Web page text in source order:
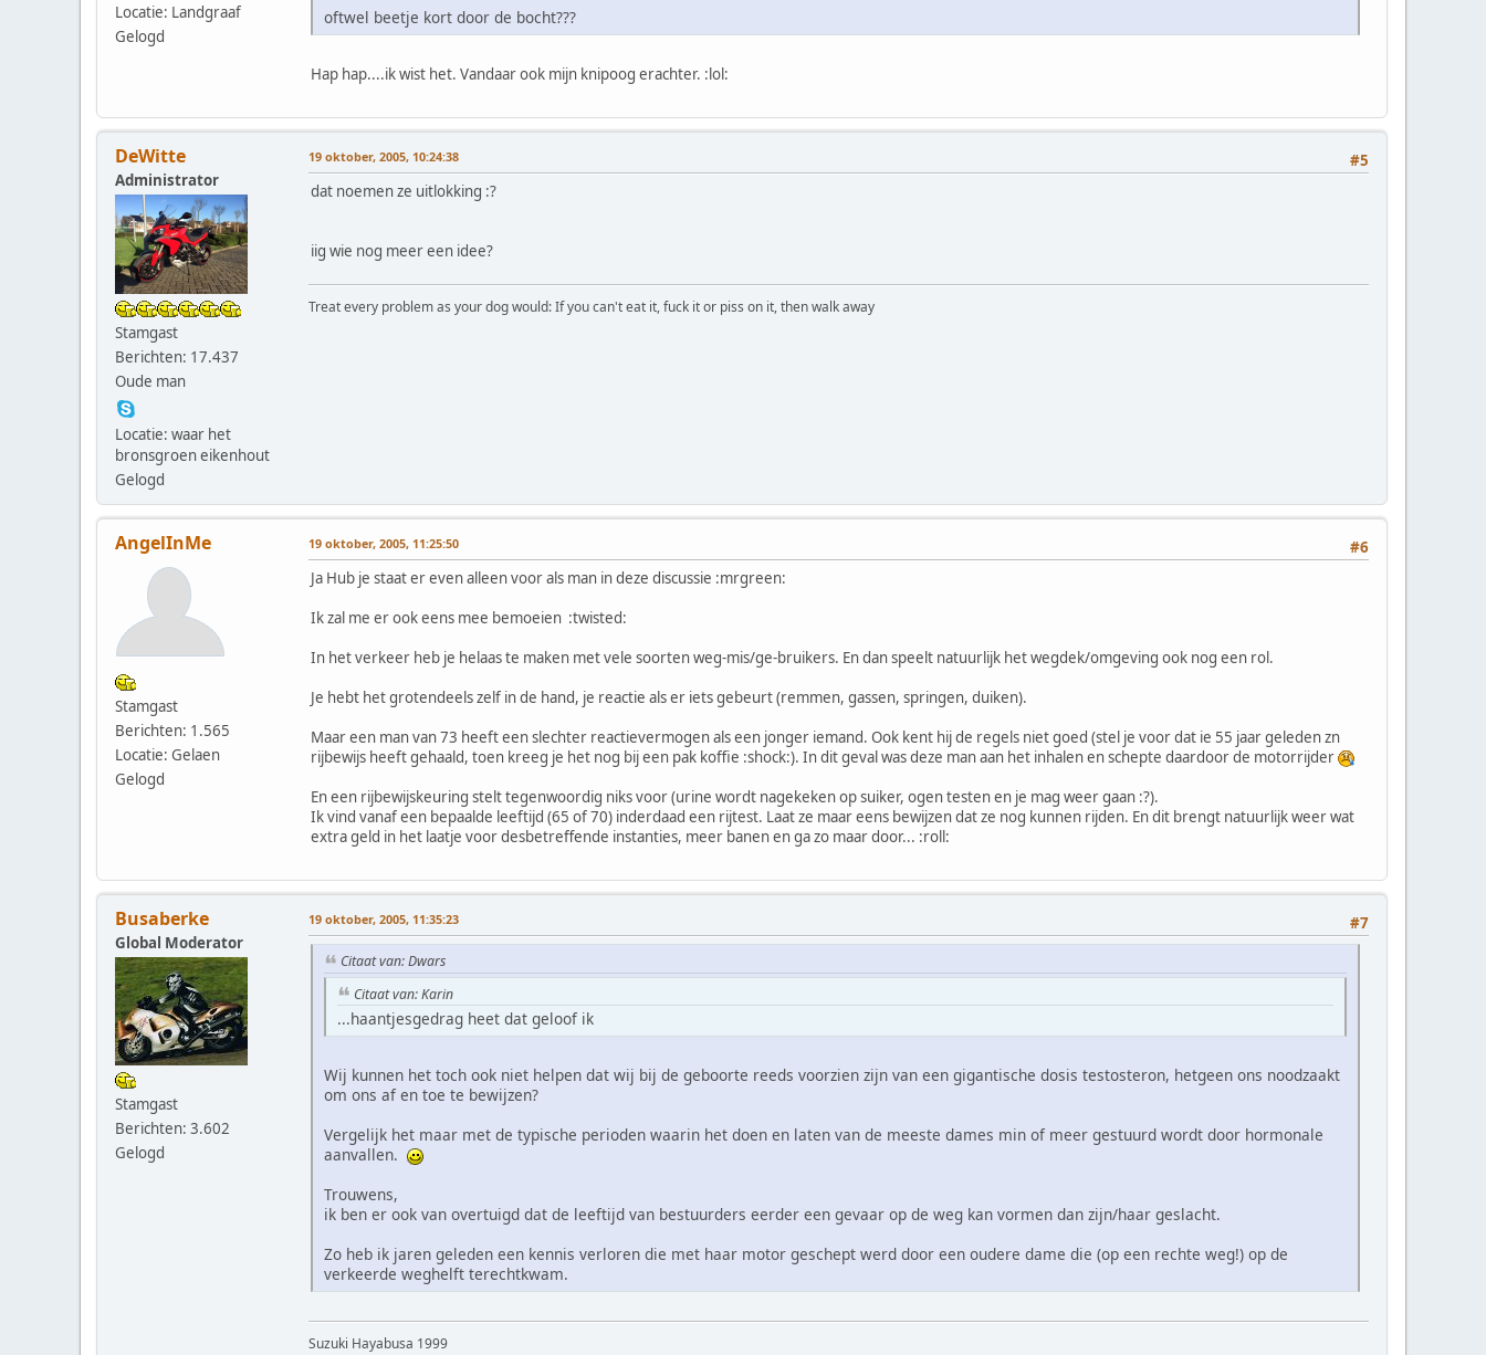
Locatie: Landgraaf
Gelogd
oftwel beetje kort door de bocht???
Hap hap....ik wist het. Vandaar ook mijn knipoog erachter. :lol:
DeWitte
Administrator
Stamgast
Berichten: 17.437
Oude man
Locatie: waar het
bronsgroen eikenhout
Gelogd
#5
19 oktober, 2005, 10:24:38
dat noemen ze uitlokking :?
iig wie nog meer een idee?
Treat every problem as your dog would: If you can't eat it, fuck it or piss on it, then walk away
AngelInMe
Stamgast
Berichten: 1.565
Locatie: Gelaen
Gelogd
#6
19 oktober, 2005, 11:25:50
Ja Hub je staat er even alleen voor als man in deze discussie :mrgreen:
Ik zal me er ook eens mee bemoeien :twisted:
In het verkeer heb je helaas te maken met vele soorten weg-mis/ge-bruikers. En dan speelt natuurlijk het wegdek/omgeving ook nog een rol.
Je hebt het grotendeels zelf in de hand, je reactie als er iets gebeurt (remmen, gassen, springen, duiken).
Maar een man van 73 heeft een slechter reactievermogen als een jonger iemand. Ook kent hij de regels niet goed (stel je voor dat ie 55 jaar geleden zn
rijbewijs heeft gehaald, toen kreeg je het nog bij een pak koffie :shock:). In dit geval was deze man aan het inhalen en schepte daardoor de motorrijder
En een rijbewijskeuring stelt tegenwoordig niks voor (urine wordt nagekeken op suiker, ogen testen en je mag weer gaan :?).
Ik vind vanaf een bepaalde leeftijd (65 of 70) inderdaad een rijtest. Laat ze maar eens bewijzen dat ze nog kunnen rijden. En dit brengt natuurlijk weer wat
extra geld in het laatje voor desbetreffende instanties, meer banen en ga zo maar door... :roll:
Busaberke
Global Moderator
Stamgast
Berichten: 3.602
Gelogd
#7
19 oktober, 2005, 11:35:23
Citaat van: Dwars
Citaat van: Karin
...haantjesgedrag heet dat geloof ik
Wij kunnen het toch ook niet helpen dat wij bij de geboorte reeds voorzien zijn van een gigantische dosis testosteron, hetgeen ons noodzaakt
om ons af en toe te bewijzen?
Vergelijk het maar met de typische perioden waarin het doen en laten van de meeste dames min of meer gestuurd wordt door hormonale
aanvallen.
Trouwens,
ik ben er ook van overtuigd dat de leeftijd van bestuurders eerder een gevaar op de weg kan vormen dan zijn/haar geslacht.
Zo heb ik jaren geleden een kennis verloren die met haar motor geschept werd door een oudere dame die (op een rechte weg!) op de
verkeerde weghelft terechtkwam.
Suzuki Hayabusa 1999